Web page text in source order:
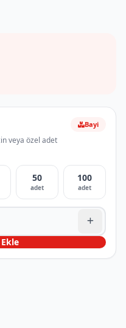
veya özel adet
Bayi
50
adet
100
adet